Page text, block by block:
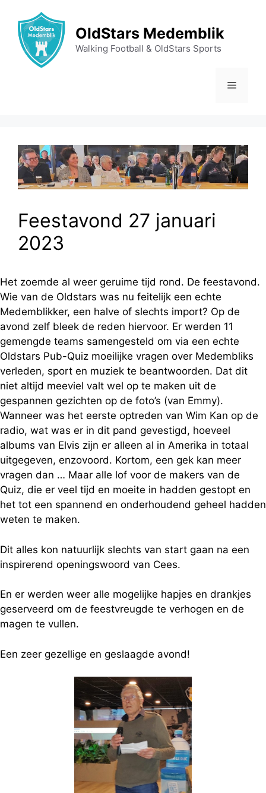
naar
inhoud
OldStars Medemblik
Walking Football & OldStars Sports
Menu
Feestavond 27 januari
2023
Het zoemde al weer geruime tijd rond. De feestavond.
Wie van de Oldstars was nu feitelijk een echte
Medemblikker, een halve of slechts import? Op de
avond zelf bleek de reden hiervoor. Er werden 11
gemengde teams samengesteld om via een echte
Oldstars Pub-Quiz moeilijke vragen over Medembliks
verleden, sport en muziek te beantwoorden. Dat dit
niet altijd meeviel valt wel op te maken uit de
gespannen gezichten op de foto’s (van Emmy).
Wanneer was het eerste optreden van Wim Kan op de
radio, wat was er in dit pand gevestigd, hoeveel
albums van Elvis zijn er alleen al in Amerika in totaal
uitgegeven, enzovoord. Kortom, een gek kan meer
vragen dan … Maar alle lof voor de makers van de
Quiz, die er veel tijd en moeite in hadden gestopt en
het tot een spannend en onderhoudend geheel hadden
weten te maken.
Dit alles kon natuurlijk slechts van start gaan na een
inspirerend openingswoord van Cees.
En er werden weer alle mogelijke hapjes en drankjes
geserveerd om de feestvreugde te verhogen en de
magen te vullen.
Een zeer gezellige en geslaagde avond!